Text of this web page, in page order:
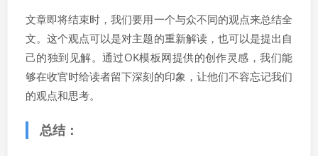
文章即将结束时，我们要用一个与众不同的观点来总结全
文。这个观点可以是对主题的重新解读，也可以是提出自
己的独到见解。通过OK模板网提供的创作灵感，我们能
够在收官时给读者留下深刻的印象，让他们不容忘记我们
的观点和思考。
总结：